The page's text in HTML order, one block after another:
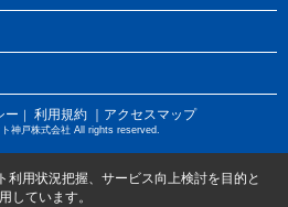
ー ｜ 利用規約 ｜アクセスマップ
神戸株式会社 All rights reserved.
利用状況把握、サービス向上検討を目的と
しています。